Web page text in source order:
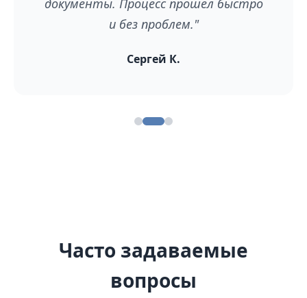
документы. Процесс прошел быстро
и без проблем."
Сергей К.
Часто задаваемые
вопросы